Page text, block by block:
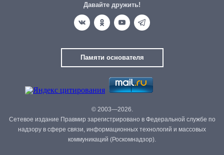
Давайте дружить!
Памяти основателя
© 2003—2026.
Сетевое издание Правмир зарегистрировано в Федеральной службе по
надзору в сфере связи, информационных технологий и массовых
коммуникаций (Роскомнадзор).